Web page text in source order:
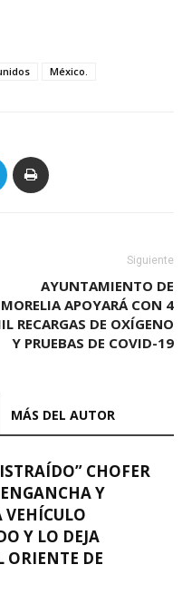
México.
Siguiente
AYUNTAMIENTO DE
MORELIA APOYARÁ CON 4
RECARGAS DE OXÍGENO
Y PRUEBAS DE COVID-19
MÁS DEL AUTOR
CHOFER
Y
VEHÍCULO
Y LO DEJA
ORIENTE DE